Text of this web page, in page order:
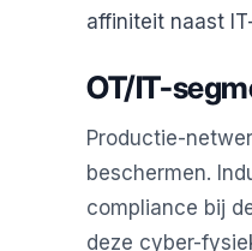
affiniteit naast
OT/IT-
Productie-
beschermen.
compliance bij
deze cyber-